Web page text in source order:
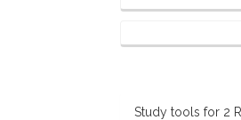
Study tools for 2